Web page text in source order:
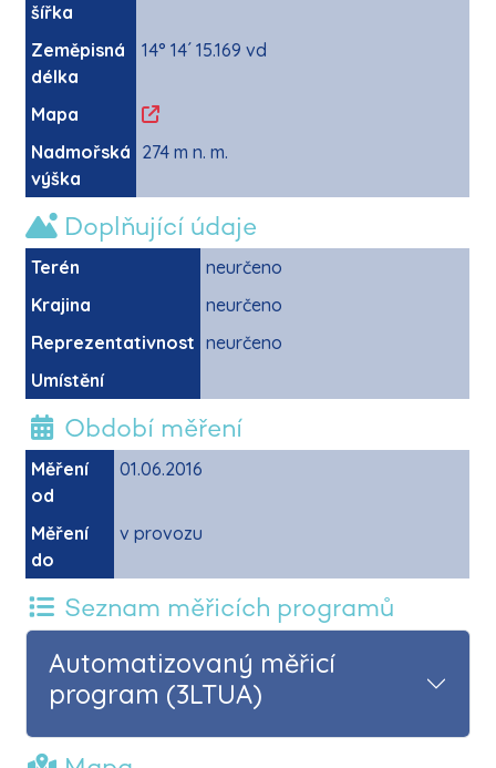
šířka
Zeměpisná
délka
14° 14´ 15.169 vd
Mapa
Nadmořská
výška
274 m n. m.
Doplňující údaje
Terén
neurčeno
Krajina
neurčeno
Reprezentativnost neurčeno
Umístění
Období měření
Měření
od
01.06.2016
Měření
do
v provozu
Seznam měřicích programů
Automatizovaný měřicí
program (3LTUA)